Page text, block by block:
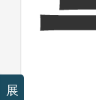
展